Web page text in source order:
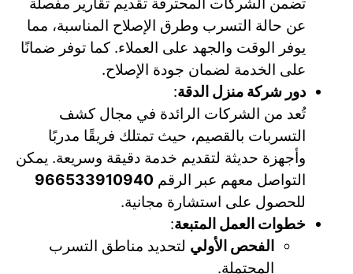
تضمن الشركات المحترفة تقديم تقارير مفصلة
عن حالة التسرب وطرق الإصلاح المناسبة، مما
يوفر الوقت والجهد على العملاء. كما توفر ضمانًا
على الخدمة لضمان جودة الإصلاح.
دور شركة منزل الدقة:
تُعد من الشركات الرائدة في مجال كشف
التسربات بالقصيم، حيث تمتلك فريقًا مدربًا
وأجهزة حديثة لتقديم خدمة دقيقة وسريعة. يمكن
التواصل معهم عبر الرقم 966533910940
للحصول على استشارة مجانية.
خطوات العمل المتبعة:
الفحص الأولي لتحديد مناطق التسرب
المحتملة.